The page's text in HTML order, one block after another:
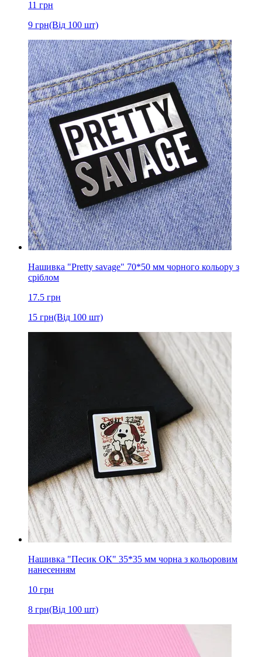
11 грн
9 грн(Від 100 шт)
Нашивка "Pretty savage" 70*50 мм чорного кольору з
сріблом
17.5 грн
15 грн(Від 100 шт)
Нашивка "Песик ОК" 35*35 мм чорна з кольоровим
нанесенням
10 грн
8 грн(Від 100 шт)